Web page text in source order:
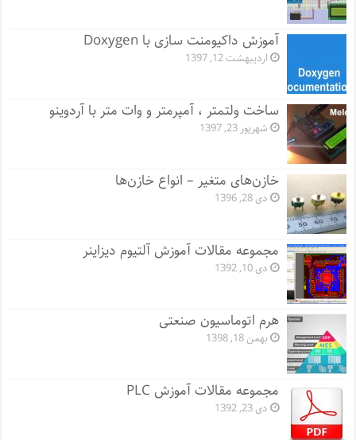
آموزش داکیومنت سازی با Doxygen
اردیبهشت 12, 1397
ساخت ولتمتر ، آمپرمتر و وات متر با آردوینو
شهریور 23, 1397
خازن‌های متغیر – انواع خازن‌ها
دی 28, 1396
مجموعه مقالات آموزش آلتیوم دیزاینر
دی 10, 1392
هرم اتوماسیون صنعتی
بهمن 18, 1398
مجموعه مقالات آموزش PLC
دی 23, 1392